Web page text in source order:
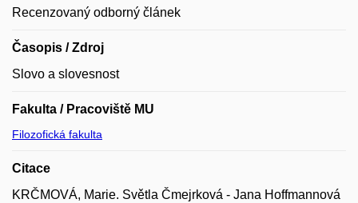
Recenzovaný odborný článek
Časopis / Zdroj
Slovo a slovesnost
Fakulta / Pracoviště MU
Filozofická fakulta
Citace
KRČMOVÁ, Marie. Světla Čmejrková - Jana Hoffmannová